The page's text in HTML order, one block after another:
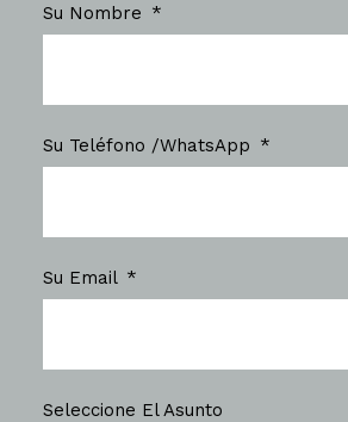
Su Nombre
Su Teléfono /WhatsApp
Su Email
Seleccione El Asunto